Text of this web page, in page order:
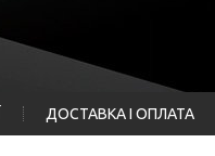
ДОСТАВКА І ОПЛАТА